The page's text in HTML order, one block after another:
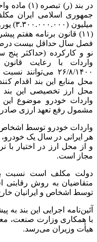
در بند (ر)
تبصره (۱)
جمهوری اسلامی ایران
(۱۱) قانون برنامه هفتم
نو و کارکرده (حداکثر
واردات با رعایت
۲۶/۸/۱۴۰۰
محل منابع این بند اقدام
واردات خودرو موضوع
مشمول رفع تعهد ارزی
واردات خودرو توسط اشخاص
هر ایرانی در سال یک
مجاز است.
دولت مکلف است نسبت به
متقاضیان به روش رقابتی
توسط اشخاص و ایرانیان
آئین‌نامه اجرایی این بند
با همکاری وزارت صنعت،
هیأت وزیران می‌رسد.